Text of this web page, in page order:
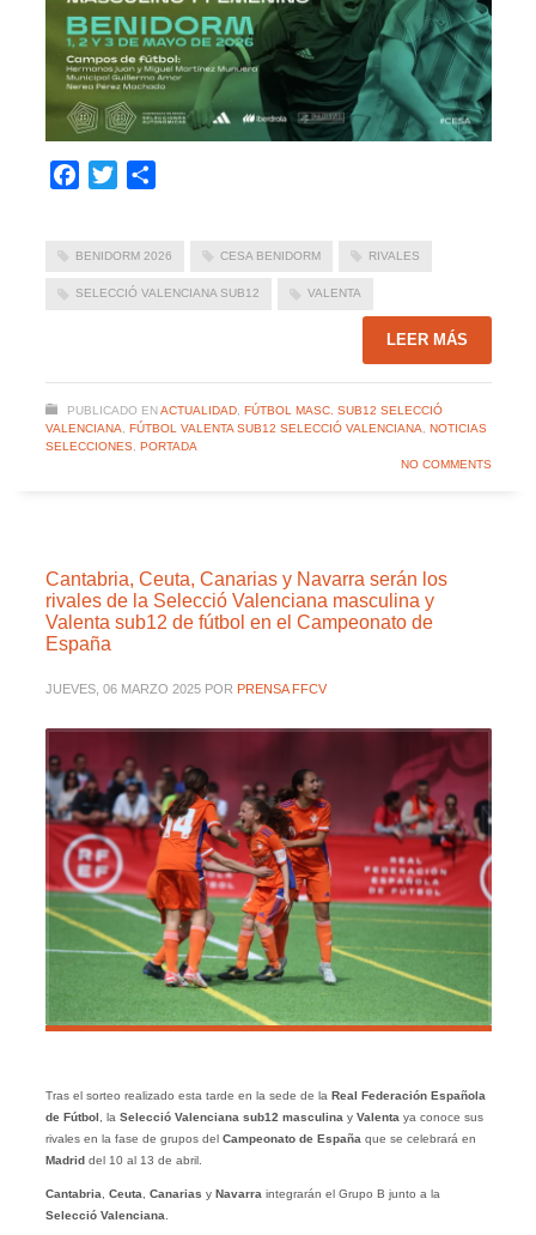
Facebook
Twitter
BENIDORM 2026 CESA BENIDORM RIVALES
SELECCIÓ VALENCIANA SUB12 VALENTA
LEER MÁS
PUBLICADO EN ACTUALIDAD, FÚTBOL MASC. SUB12 SELECCIÓ
VALENCIANA
FÚTBOL VALENTA SUB12 SELECCIÓ VALENCIANA
NOTICIAS
SELECCIONES, PORTADA
NO COMMENTS
Cantabria, Ceuta, Canarias y Navarra serán los
rivales de la Selecció Valenciana masculina y
Valenta sub12 de fútbol en el Campeonato de
España
JUEVES, 06 MARZO 2025 POR PRENSA FFCV
Tras el sorteo realizado esta tarde en la sede de la Real Federación Española
de Fútbol , la Selecció Valenciana sub12 masculinay Valentaya conoce sus
rivales en la fase de grupos del Campeonato de Españaque se celebrará en
Madrid del 10 al 13 de abril.
Cantabria, Ceuta, Canarias y Navarraintegrarán el Grupo B junto a la
Selecció Valenciana.